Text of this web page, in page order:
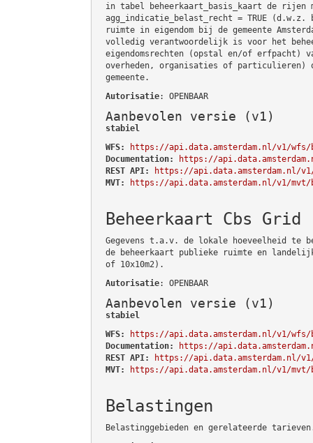
in tabel beheerkaart_basis_kaart de rijen
agg_indicatie_belast_recht = TRUE
ruimte in eigendom bij de gemeente
volledig verantwoordelijk is voor het
eigendomsrechten (opstal en/of erfpacht)
overheden, organisaties of particulieren)
gemeente.
Autorisatie: OPENBAAR
Aanbevolen versie (v1)
stabiel
WFS:
https://api.data.amsterdam.nl/v1/wfs/
Documentation:
https://
REST API:
https://api.data.amsterdam.nl/
MVT:
https://api.data.amsterdam.nl/v1/mvt/
Beheerkaart Cbs Grid
Gegevens t.a.v. de lokale hoeveelheid te
de beheerkaart publieke ruimte en landelijk
of 10x10m2).
Autorisatie: OPENBAAR
Aanbevolen versie (v1)
stabiel
WFS:
https://api.data.amsterdam.nl/v1/wfs/
Documentation:
https://
REST API:
https://api.data.amsterdam.nl/
MVT:
https://api.data.amsterdam.nl/v1/mvt/
Belastingen
Belastinggebieden en gerelateerde